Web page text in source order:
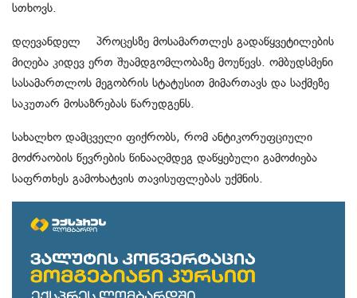
სთხოვს.
დღევანდელ პროცესზე მოსამართლეს გადაწყვეტილების
მიღება კიდევ ერთ შუამდგომლობაზე მოუწევს. ომბუდსმენი
სასამართლოს მეგობრის სტატუსით მიმართავს და საქმეზე
საკუთარ მოსაზრებას წარუდგენს.
სახალხო დამცველი ფიქრობს, რომ ანტიკორუფციული
მოძრაობის წევრების წინააღმდეგ დაწყებული გამოძიება
საფრთხეს გამოხატვის თავისუფლებას უქმნის.